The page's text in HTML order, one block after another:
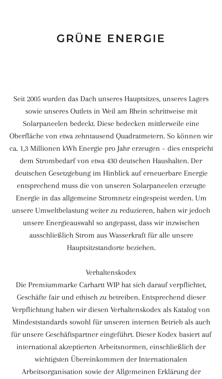
GRÜNE ENERGIE
Seit 2005 wurden das Dach unseres Hauptsitzes, unseres Lagers
sowie unseres Outlets in Weil am Rhein schrittweise mit
Solarpaneelen bedeckt. Diese bedecken mittlerweile eine
Oberfläche von etwa zehntausend Quadratmetern. So können wir
ca. 1,3 Millionen kWh Energie pro Jahr erzeugen – dies entspricht
dem Strombedarf von etwa 430 deutschen Haushalten. Der
deutschen Gesetzgebung im Hinblick auf erneuerbare Energie
entsprechend muss die von unseren Solarpaneelen erzeugte
Energie in das allgemeine Stromnetz eingespeist werden. Um
unsere Umweltbelastung weiter zu reduzieren, haben wir jedoch
unsere Energieauswahl so angepasst, dass wir inzwischen
ausschließlich Strom aus Wasserkraft für alle unsere
Hauptsitzstandorte beziehen.
Verhaltenskodex
Die Premiummarke Carhartt WIP hat sich darauf verpflichtet,
Geschäfte fair und ethisch zu betreiben. Entsprechend dieser
Verpflichtung haben wir diesen Verhaltenskodex als Katalog von
Mindeststandards sowohl für unseren internen Betrieb als auch
für unsere Geschäftspartner eingeführt. Dieser Kodex basiert auf
international akzeptierten Arbeitsnormen, einschließlich der
wichtigsten Übereinkommen der Internationalen
Arbeitsorganisation sowie der Allgemeinen Erklärung der